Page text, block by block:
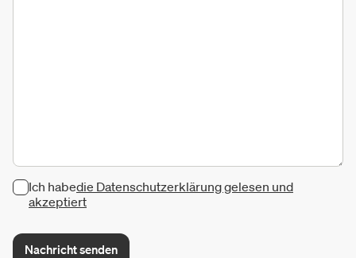
Ich habedie Datenschutzerklärung gelesen und
akzeptiert
Nachricht senden